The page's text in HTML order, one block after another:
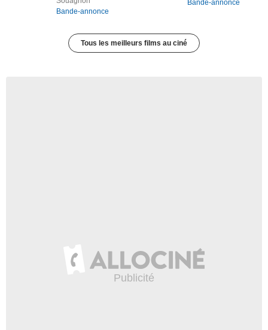
Bande-annonce
Bande-annonce
Tous les meilleurs films au ciné